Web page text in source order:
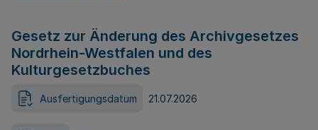
Gesetz zur Änderung des Archivgesetzes
Nordrhein-Westfalen und des
Kulturgesetzbuches
Ausfertigungsdatum 21.07.2026